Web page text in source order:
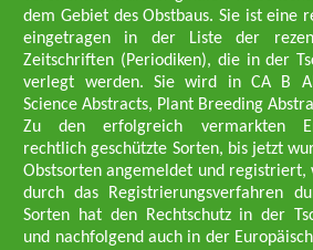
dem Gebiet des Obstbaus. Sie ist eine
eingetragen in der Liste der
Zeitschriften (Periodiken), die in der
verlegt werden. Sie wird in CA B
Science Abstracts, Plant Breeding
Zu den erfolgreich vermarkten
rechtlich geschützte Sorten, bis jetzt
Obstsorten angemeldet und registriert,
durch das Registrierungsverfahren
Sorten hat den Rechtschutz in der
und nachfolgend auch in der